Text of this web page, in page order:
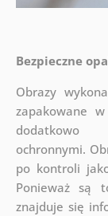
Bezpieczne
Obrazy
zapakowane
dodatkowo
ochronnymi.
po kontroli
Ponieważ są
znajduje się